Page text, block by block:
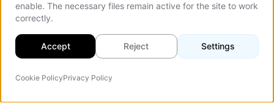
Hoe AI-aangedreven
ontwikkeling de tijdlijn verkort
AIverkort de tijdlijn in elke fase terwijl de kwaliteitslat
enable. The necessary files remain active for the site to work
correctly.
Accept Reject Settings
Cookie PolicyPrivacy Policy